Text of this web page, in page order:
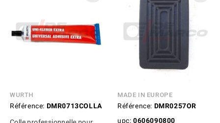
WURTH
Référence: DMR0713COLLA
MADE IN EUROPE
Référence: DMR0257OR
upc: 0606090800